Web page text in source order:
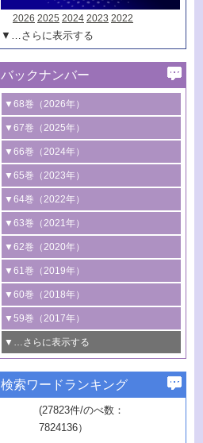
2026 2025 2024 2023 2022
▼…さらに表示する
バックナンバー
▼68巻（2026年）
1号 過酸化水素合成に関する研究動向
2号 コンピューター技術により加速する
触媒開発
3号 有機分子変換やCO 資源化のための
光触媒に関する最近の研究
B号 第137回触媒討論会（2026年）
▼67巻（2025年）
1号 CO
水素化によるグリーン燃料/グリ
ーンケミカル製造
2号 水素製造のための水分解技術に関す
る最近の研究
3号 オレフィン系樹脂の精密合成に関す
る最新技術
4号 アルコール類の効率的変換を実現す
る非貴金属触媒の研究動向
5号 ゼオライトの合成と応用における研
究動向
6号 ヘテロ接合界面
B号 第135回触媒討論会（2025年）
▼66巻（2024年）
1号 低次元ナノ構造を有する触媒材料
2号 規制反応場を活用した固体触媒研究
の新展開
3号 未踏分子変換を目指した酸化触媒プ
ロセスの最前線
4号 シンクロトロン放射光および中性子
線を利用した触媒解析技術の最先端
5号 単原子触媒
6号 参照触媒委員会からのお知らせ
B号 第133回触媒討論会（2023年）
▼65巻（2023年）
1号 炭素が関わる触媒機能
2号 プラスチックケミカルリサイクルの
ための触媒技術
3号 非酸化物系金属化合物を基盤とした
触媒材料の開発
4号 格子酸素・格子酸素欠陥を利用した
触媒反応
5号 生体触媒によるエネルギー変換反応
6号 窒素とリンの循環のための触媒・機
能性材料
▼64巻（2022年）
1号 合成ガス製造とCOを用いるケミカル
ズ合成の最新動向
2号 化学品合成のための合金触媒開発
3号 CO の排出削減および有効活用のた
めの触媒技術
4号 若手による情報発信企画～とびたて
若き触媒の研究者たち～（1）
若き触媒の研究者たち～（2）
6号 石油のノーブル・ユースを志向した
触媒技術
▼63巻（2021年）
1号 金触媒の新展開
2号 ペロブスカイト
3号 特殊反応場を利用した触媒的分子変
換反応
4号 多孔質材料を用いた触媒の新展開
5号 情報学的手法を用いた触媒開発
6号 カーボンニュートラルに向けた電解
技術
B号 第127回触媒討論会（2021年・オン
ライン開催(Zoom)のみ）
▼62巻（2020年）
1号 触媒設計を拓く欠陥構造のキャラク
タリゼーション
2号 機能化学品製造に資するクリーンな
触媒的酸化反応
3号 水処理のための触媒化学
4号 光触媒を用いた水分解の最新の研究
動向
5号 次世代の触媒プロセスを支えるマイ
▼61巻（2019年）
1号 物質移動制御に着目した触媒プロセ
ス開発
2号 CO2 フリー水素サプライチェーンに
関わる触媒開発動向
3号 精密高分子合成に関する最近の研究
動向
4号 バイオマス化成品製造のための触媒
▼60巻（2018年）
1号 固体酸触媒の最新の研究動向
2号 二酸化炭素からの有用化学品合成
3号 ナノ粒子・クラスター触媒の最前線
4号 60周年記念企画
5号 進化するゼオライト合成技術
6号 非貴金属系触媒における電気化学的
▼59巻（2017年）
1号 いたるところに，触媒
最先端技術
3号 無機分離膜材料の開発と触媒反応プ
ロセスへの適用
▼…さらに表示する
1号 ユニークな構造の高分子を生み出す触
2号 リグニンからの化成品製造に向けた触
▼57巻（2015年）
1号 水素キャリアにかかわる触媒技術の新
▼56巻（2014年）
検索ワードランキング
(27823件/のべ数：
7824136）